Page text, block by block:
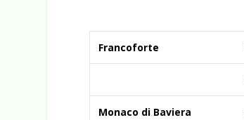
Francoforte
Monaco di Baviera